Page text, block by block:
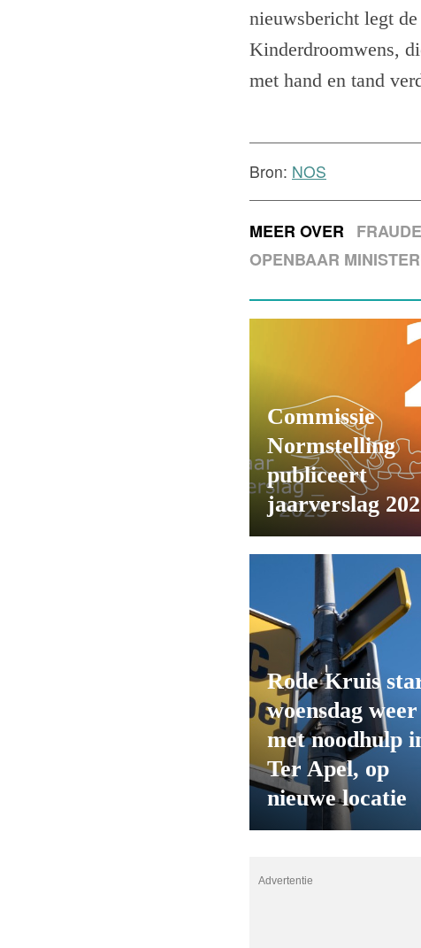
nieuwsbericht legt
Kinderdroomwens,
met hand en tand
Bron: NOS
MEER OVER FRAUDE
OPENBAAR
Commissie
Normstelling
publiceert
jaarverslag
Rode Kruis
woensdag weer
met noodhulp
Ter Apel, op
nieuwe locatie
Advertentie